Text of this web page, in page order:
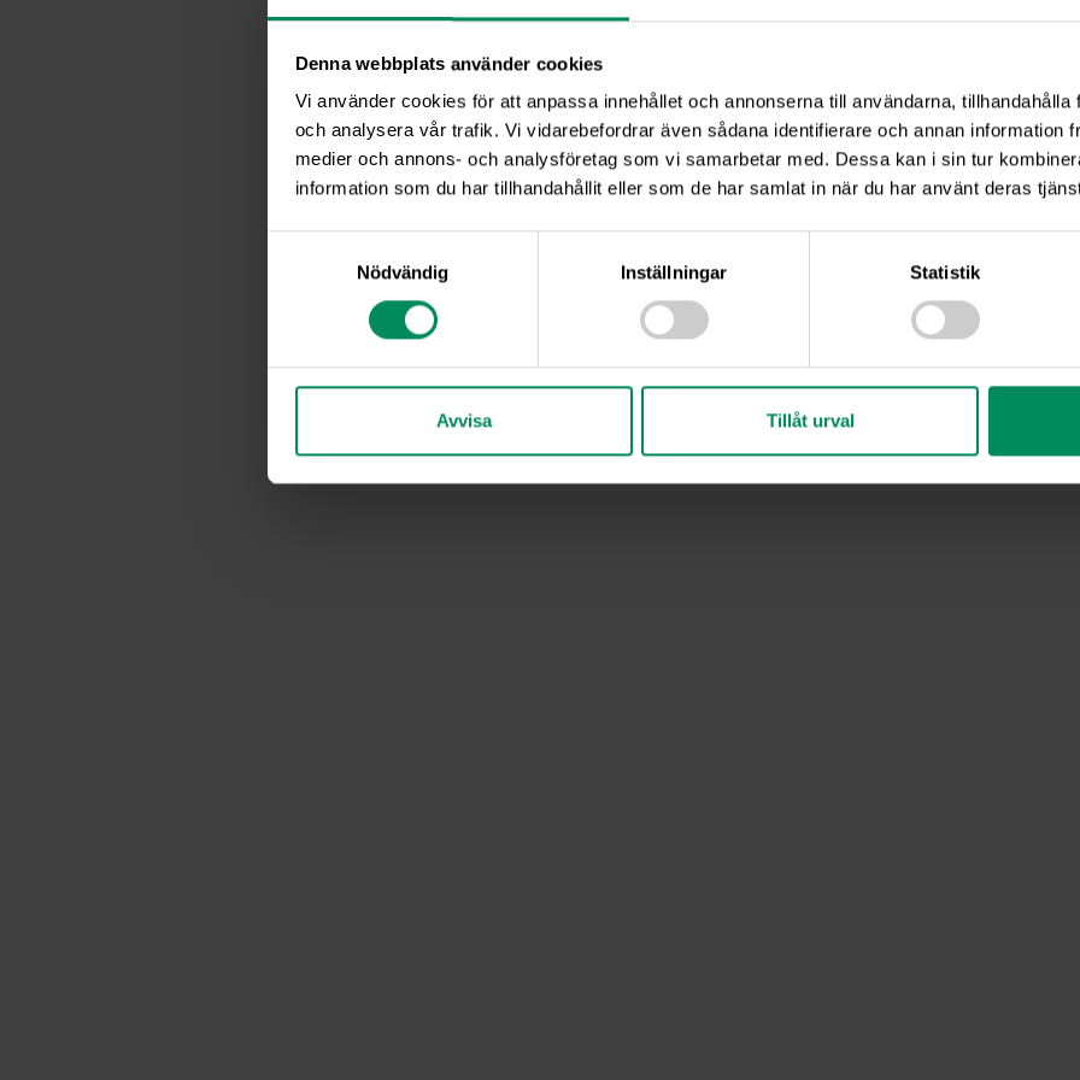
Denna webbplats använder cookies
Vi använder cookies för att anpassa innehållet och annonserna till användarna,
och analysera vår trafik. Vi vidarebefordrar även sådana identifierare och annan information
medier och annons- och analysföretag som vi samarbetar med. Dessa kan i sin tur
information som du har tillhandahållit eller som de har samlat in när du har använt deras
Nödvändig
Inställningar Statistik
Avvisa Tillåt urval